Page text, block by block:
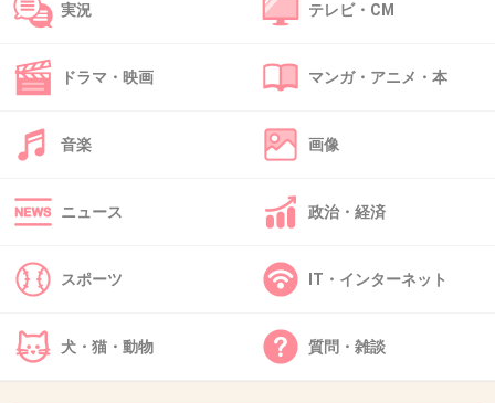
あんな彼氏がほしいです。笑
47. 匿名 2014/07/06(日) 14:58:18
作者がフジファブリックが好きたがらEDに決まったらしい
48. 匿名 2014/07/06(日) 14:58:33
36
実況 テレビ・CM
ドラマ・映画 マンガ・アニメ・本
音楽 画像
ニュース 政治・経済
スポーツ IT・インターネット
犬・猫・動物 質問・雑談